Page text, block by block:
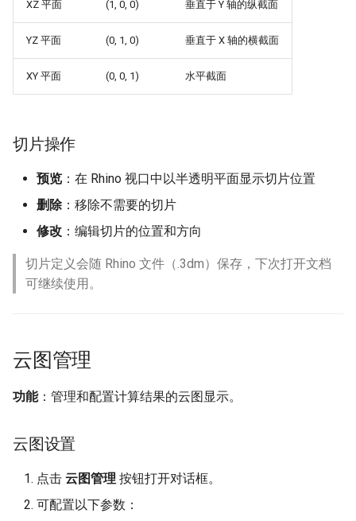
XZ 平面 (1, 0, 0) 垂直于 Y 轴的纵截面
YZ 平面 (0, 1, 0) 垂直于 X 轴的横截面
XY 平面 (0, 0, 1) 水平截面
切片操作
预览 ：在 Rhino 视口中以半透明平面显示切片位置
删除：移除不需要的切片
修改 ：编辑切片的位置和方向
切片定义会随 Rhino 文件（.3dm）保存，下次打开文档
可继续使用。
云图管理
功能：管理和配置计算结果的云图显示。
云图设置
点击 云图管理 按钮打开对话框。
可配置以下参数：